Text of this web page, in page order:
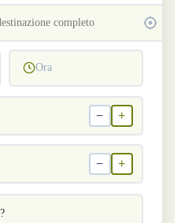
Ora
− +
− +